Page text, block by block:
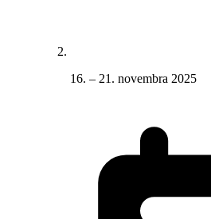
16. – 21. novembra 2025